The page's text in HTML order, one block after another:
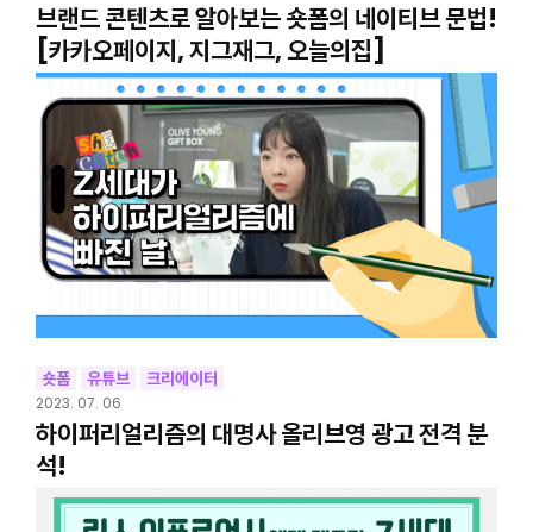
브랜드 콘텐츠로 알아보는 숏폼의 네이티브 문법!
[카카오페이지, 지그재그, 오늘의집]
숏폼 유튜브 크리에이터
2023. 07. 06
하이퍼리얼리즘의 대명사 올리브영 광고 전격 분
석!